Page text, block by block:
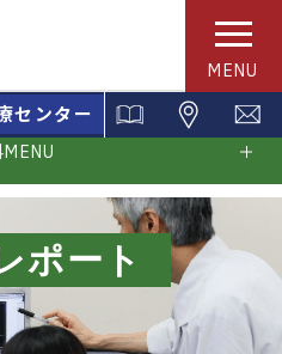
MENU
センター
ポート